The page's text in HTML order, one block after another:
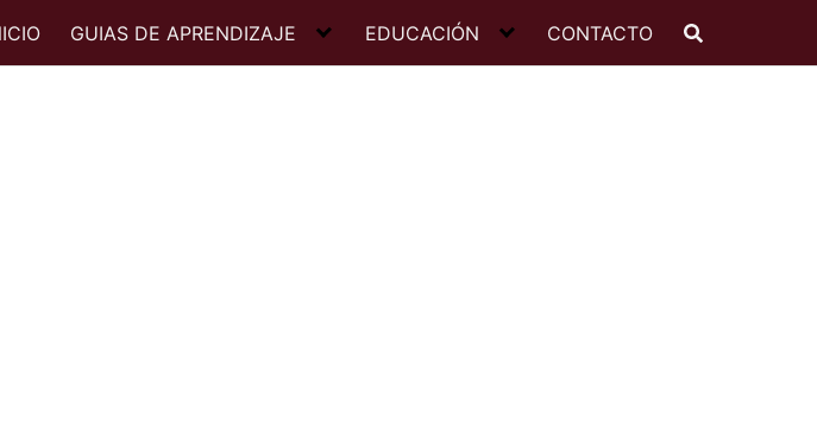
GUIAS DE APRENDIZAJE EDUCACIÓN CONTACTO